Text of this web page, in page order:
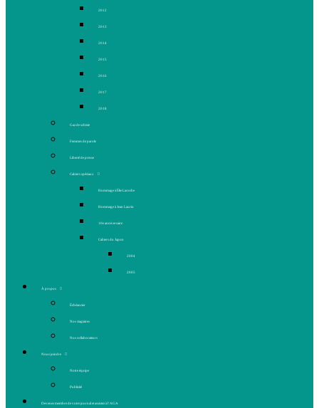
2012
2013
2014
2015
2016
2017
2018
Gaz de schiste
Femmes de parole
Liberté de presse
Cahiers spéciaux
Hommage à Élie Laroche
Hommage à Jean Laurin
10e anniversaire
Cahiers du Japon
2004
2005
À propos
Échéancier
Nos stagiaires
Nos collaborateurs
Nous joindre
Notre équipe
Publicité
Devenez membre de votre journal et assistez à l’AGA